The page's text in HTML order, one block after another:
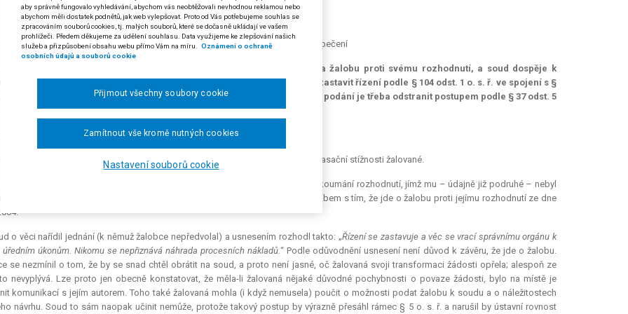
5, § 46 odst. 1 a § 72 odst. 1 soudního řádu správního
1 zákona ČNR č. 582/1991 Sb., o organizaci a provádění sociálního zabezpečení
li správní orgán soudu podání, které podle obsahu považuje za žalobu proti svému rozhodnutí, a soud dospěje k
že úmysl podatele není jednoznačně zřejmý, nemůže z tohoto důvodu zastavit řízení podle § 104 odst. 1 o. s. ř. ve spojení s §
s. a vrátit věc správnímu orgánu k dalšímu řízení. Pochybnosti o obsahu podání je třeba odstranit postupem podle § 37 odst. 5
Nejvyššího správního soudu ze dne 23. 2. 2005, čj. 3 Ads 28/2004–20)
R. v S. proti České správě sociálního zabezpečení o invalidní důchod, o kasační stížnosti žalované.
se dne 25. 3. 2004 obrátil na žalovanou dopisem, v němž požádal o přezkoumání rozhodnutí, jímž mu – údajně již podruhé – nebyl
invalidní důchod. Žalovaná postoupila podání Krajskému soudu v Ústí nad Labem s tím, že jde o žalobu proti jejímu rozhodnutí ze dne
o věci nařídil jednání (k němuž žalobce nepředvolal) a usnesením rozhodl takto: „Řízení se zastavuje a věc se vrací správnímu orgánu k
úkonům. Nikomu se nepřiznává náhrada procesních nákladů.“ Podle odůvodnění usnesení není důvod k závěru, že jde o žalobu.
se nezmínil o tom, že by se snad chtěl obrátit na soud, a proto není jasné, oč žalovaná svoji transformaci žádosti opřela; alespoň ze
nevyplývá. Lze proto jen obecně konstatovat, že měla-li žalovaná nějaké důvodné pochybnosti o povaze žádosti, bylo na místě je
komunikací s jejím autorem. Toho také žalovaná mohla (i když nemusela) poučit o možnosti podat žalobu k soudu a o náležitostech
návrhu. Soud to sám naopak učinit nemůže, protože takový postup by výrazně přesáhl rámec § 5 o. s. ř. a narušil by ústavní rovnost
aby správně fungovalo vyhledávání, abychom vás neobtěžovali nevhodnou reklamou nebo
abychom měli dostatek podnětů, jak web vylepšovat. Proto od Vás potřebujeme souhlas se
zpracováním souborů cookies, tj. malých souborů, které se dočasně ukládají ve vašem
prohlížeči. Předem děkujeme za udělení souhlasu. Data využijeme ke zlepšování našich
služeb a přizpůsobení obsahu webu přímo Vám na míru.
Oznámení o ochraně
osobních údajů a souborů cookie
Nastavení souborů cookie
Zamítnout vše kromě nutných cookies
Přijmout všechny soubory cookie